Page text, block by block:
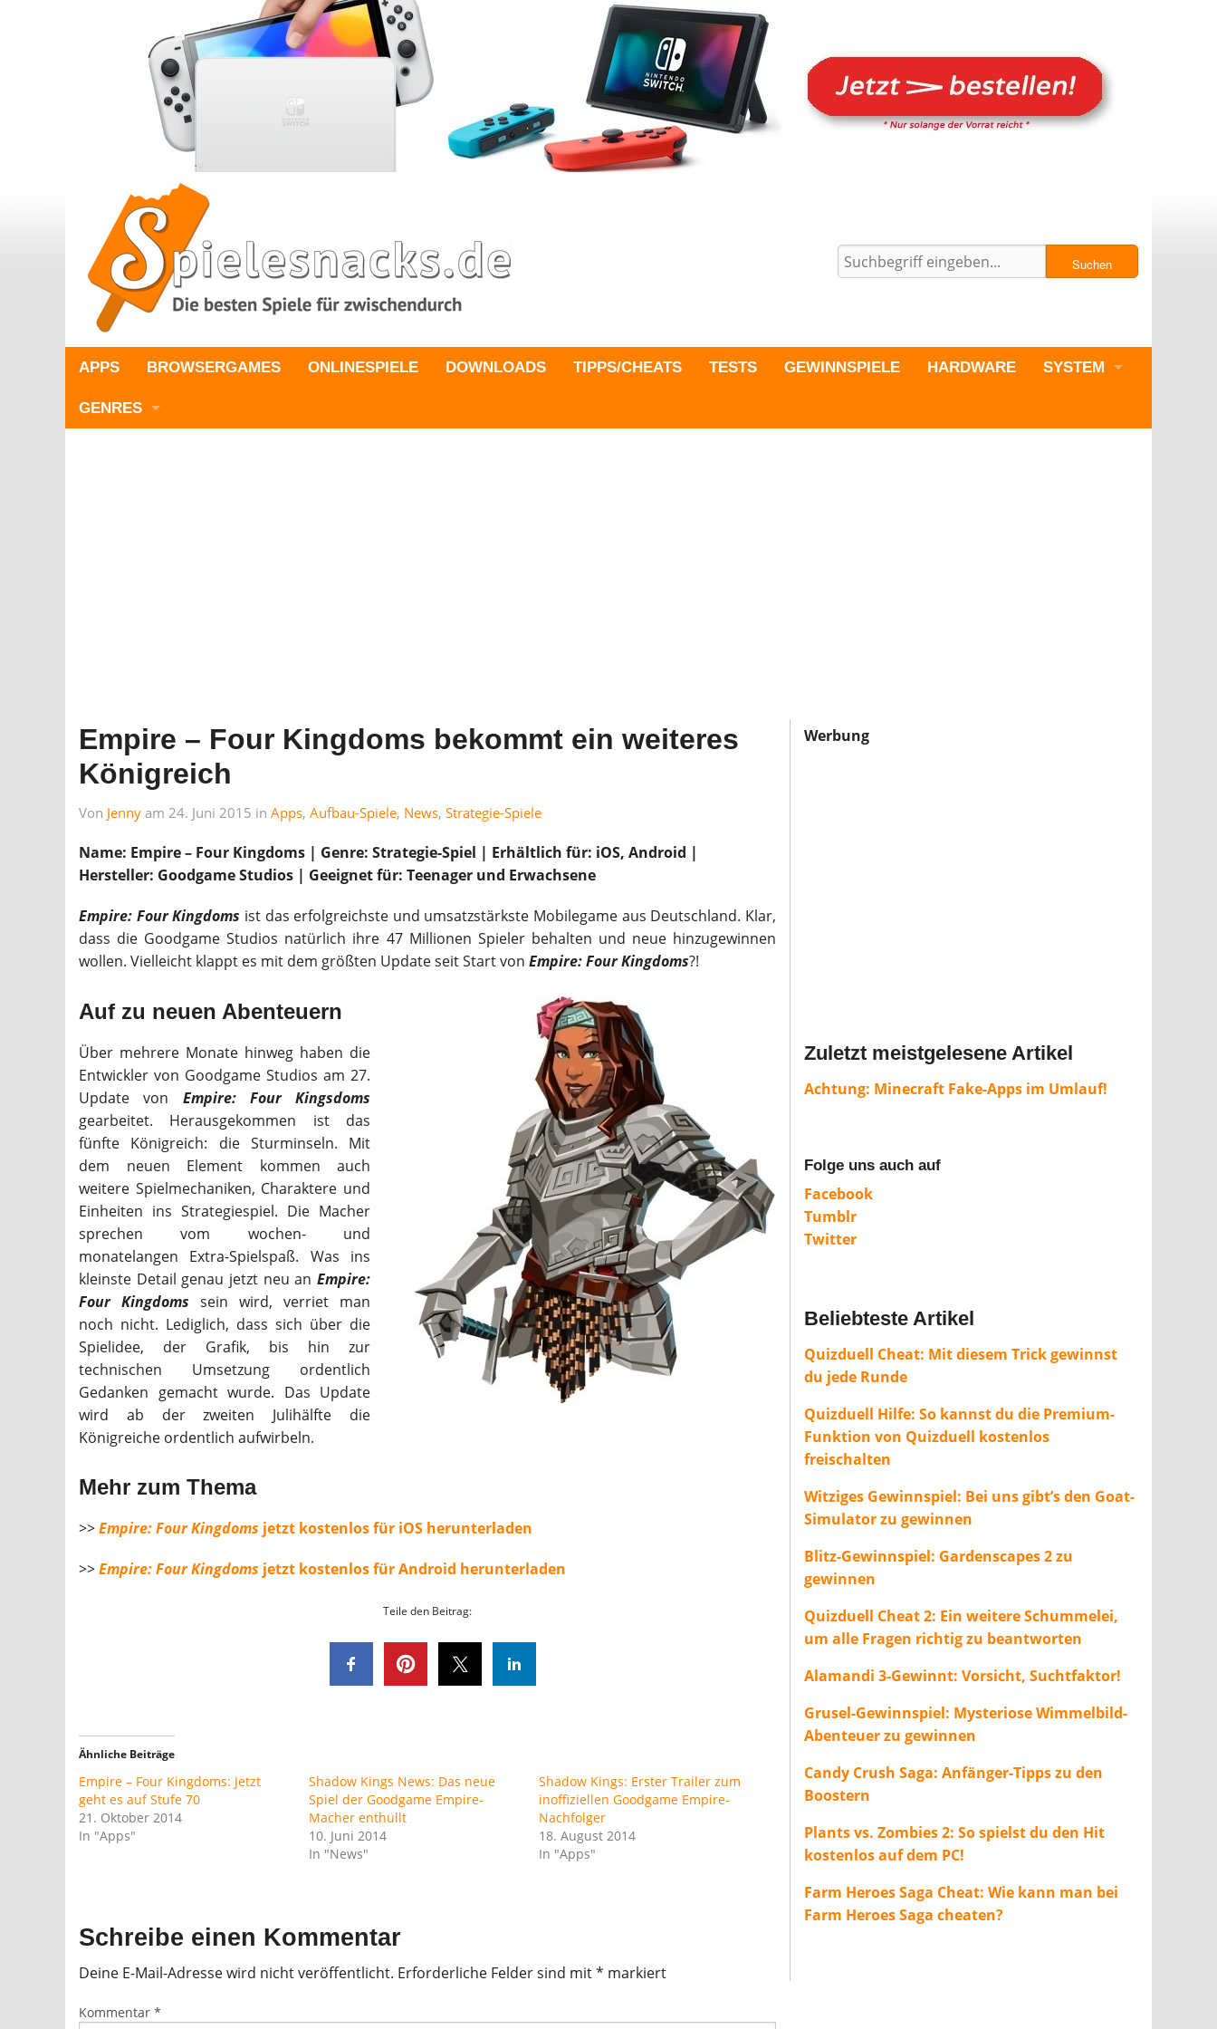
Suchen
APPS BROWSERGAMES ONLINESPIELE DOWNLOADS TIPPS/CHEATS TESTS GEWINNSPIELE HARDWARE SYSTEM
GENRES
Empire – Four Kingdoms bekommt ein weiteres
Königreich
Von Jenny am 24. Juni 2015 in Apps, Aufbau-Spiele, News, Strategie-Spiele
Name: Empire – Four Kingdoms | Genre: Strategie-Spiel | Erhältlich für: iOS, Android |
Hersteller: Goodgame Studios | Geeignet für: Teenager und Erwachsene
Empire: Four Kingdoms ist das erfolgreichste und umsatzstärkste Mobilegame aus Deutschland. Klar,
dass die Goodgame Studios natürlich ihre 47 Millionen Spieler behalten und neue hinzugewinnen
wollen. Vielleicht klappt es mit dem größten Update seit Start von Empire: Four Kingdoms?!
Auf zu neuen Abenteuern
Über mehrere Monate hinweg haben die
Entwickler von Goodgame Studios am 27.
Update von Empire: Four Kingsdoms
gearbeitet. Herausgekommen ist das
fünfte Königreich: die Sturminseln. Mit
dem neuen Element kommen auch
weitere Spielmechaniken, Charaktere und
Einheiten ins Strategiespiel. Die Macher
sprechen vom wochen- und
monatelangen Extra-Spielspaß. Was ins
kleinste Detail genau jetzt neu an Empire:
Four Kingdoms sein wird, verriet man
noch nicht. Lediglich, dass sich über die
Spielidee, der Grafik, bis hin zur
technischen Umsetzung ordentlich
Gedanken gemacht wurde. Das Update
wird ab der zweiten Julihälfte die
Königreiche ordentlich aufwirbeln.
Mehr zum Thema
>>Empire: Four Kingdoms jetzt kostenlos für iOS herunterladen
>>Empire: Four Kingdoms jetzt kostenlos für Android herunterladen
Teile den Beitrag:
Ähnliche Beiträge
Empire – Four Kingdoms: Jetzt
geht es auf Stufe 70
21. Oktober 2014
In "Apps"
Shadow Kings News: Das neue
Spiel der Goodgame Empire-
Macher enthüllt
10. Juni 2014
In "News"
Shadow Kings: Erster Trailer zum
inoffiziellen Goodgame Empire-
Nachfolger
18. August 2014
In "Apps"
Schreibe einen Kommentar
Deine E-Mail-Adresse wird nicht veröffentlicht. Erforderliche Felder sind mit* markiert
Kommentar *
Werbung
Zuletzt meistgelesene Artikel
Achtung: Minecraft Fake-Apps im Umlauf!
Folge uns auch auf
Facebook
Tumblr
Twitter
Beliebteste Artikel
Quizduell Cheat: Mit diesem Trick gewinnst
du jede Runde
Quizduell Hilfe: So kannst du die Premium-
Funktion von Quizduell kostenlos
freischalten
Witziges Gewinnspiel: Bei uns gibt’s den Goat-
Simulator zu gewinnen
Blitz-Gewinnspiel: Gardenscapes 2 zu
gewinnen
Quizduell Cheat 2: Ein weitere Schummelei,
um alle Fragen richtig zu beantworten
Alamandi 3-Gewinnt: Vorsicht, Suchtfaktor!
Grusel-Gewinnspiel: Mysteriose Wimmelbild-
Abenteuer zu gewinnen
Candy Crush Saga: Anfänger-Tipps zu den
Boostern
Plants vs. Zombies 2: So spielst du den Hit
kostenlos auf dem PC!
Farm Heroes Saga Cheat: Wie kann man bei
Farm Heroes Saga cheaten?